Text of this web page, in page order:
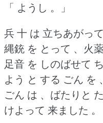
「 ようし 。」
兵 十 は 立ちあがっ
縄銃 を とって 、火
足音 を しのばせて
よう と する ごん を
ごん は 、ばたりと
けよって 来ました 。